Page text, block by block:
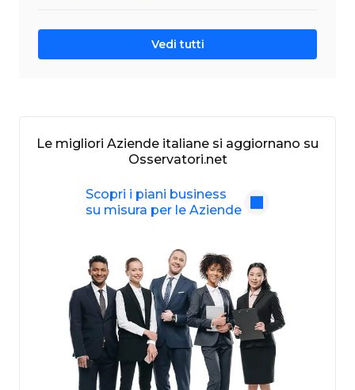
Vedi tutti
Le migliori Aziende italiane si aggiornano su
Osservatori.net
Scopri i piani business
su misura per le Aziende